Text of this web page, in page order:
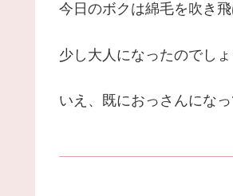
今日のボクは綿毛を吹き
少し大人になったのでしょ
いえ、既におっさんにな